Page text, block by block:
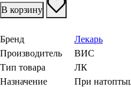
В корзину
Бренд
Лекарь
Производитель
ВИС
Тип товара
ЛК
Назначение
При